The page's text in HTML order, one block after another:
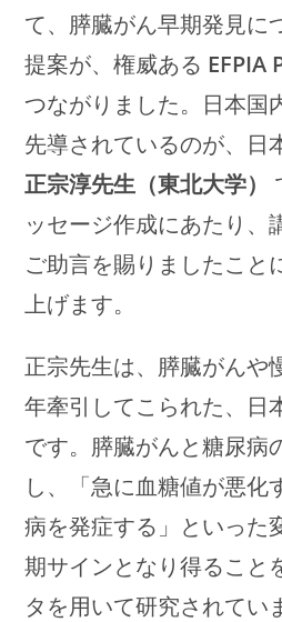
て、膵臓がん早期発見に
提案が、権威ある EFPIA
つながりました。日本国
先導されているのが、日
正宗淳先生（東北大学）
ッセージ作成にあたり、
ご助言を賜りましたこと
上げます。
正宗先生は、膵臓がんや
年牽引してこられた、日
です。膵臓がんと糖尿病
し、「急に血糖値が悪化
病を発症する」といった
期サインとなり得ること
タを用いて研究されてい